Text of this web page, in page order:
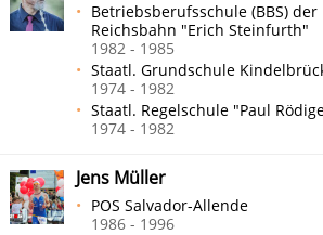
Betriebsberufsschule (BBS) der
Reichsbahn "Erich Steinfurth"
1982 - 1985
Staatl. Grundschule
1974 - 1982
Staatl. Regelschule "Paul
1974 - 1982
Jens Müller
POS Salvador-Allende
1986 - 1996